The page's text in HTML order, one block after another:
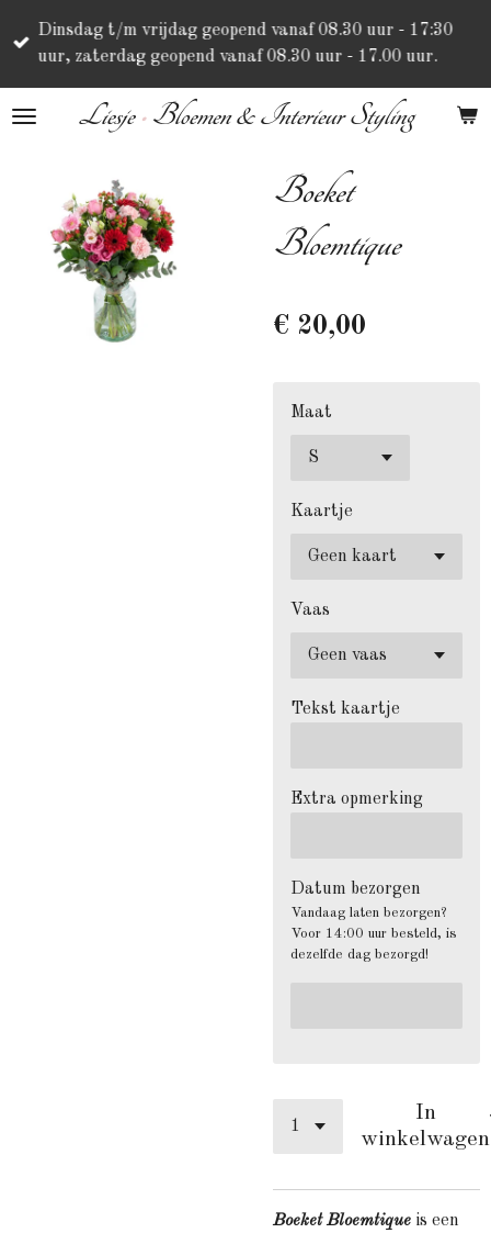
direct
hoofdinhoud
Liesje•Bloemen & Interieur Styling
Dinsdag t/m vrijdag geopend vanaf 08.30 uur - 17:30
uur, zaterdag geopend vanaf 08.30 uur - 17.00 uur.
Boeket
Bloemtique
€ 20,00
Maat
Kaartje
Vaas
Tekst kaartje
Extra opmerking
Datum bezorgen
Vandaag laten bezorgen?
Voor 14:00 uur besteld, is
dezelfde dag bezorgd!
In
winkelwagen
Boeket Bloemtique is een